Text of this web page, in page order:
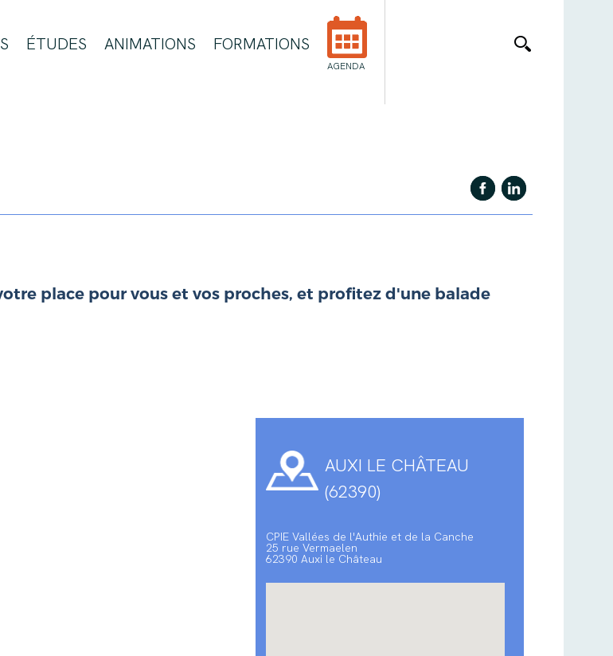
ÉTUDES ANIMATIONS FORMATIONS
AGENDA
place pour vous et vos proches, et profitez d'une balade
AUXI LE CHÂTEAU
(62390)
CPIE Vallées de l'Authie et de la Canche
25 rue Vermaelen
62390 Auxi le Château